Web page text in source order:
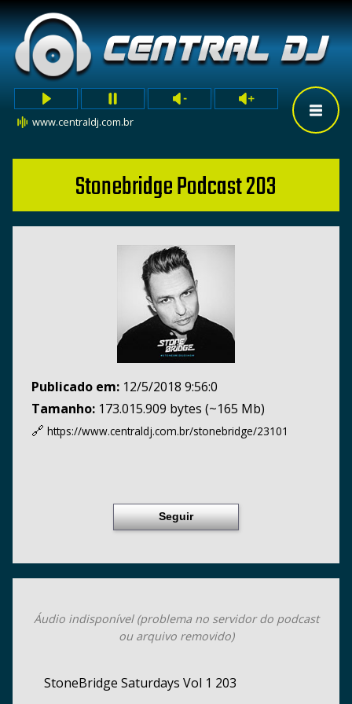
www.centraldj.com.br
Stonebridge Podcast 203
Publicado em: 12/5/2018 9:56:0
Tamanho: 173.015.909 bytes (~165 Mb)
🔗 https://www.centraldj.com.br/stonebridge/23101
Seguir
Áudio indisponível (problema no servidor do podcast
ou arquivo removido)
StoneBridge Saturdays Vol 1 203